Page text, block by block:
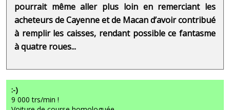
pourrait même aller plus loin en remerciant les
acheteurs de Cayenne et de Macan d’avoir contribué
à remplir les caisses, rendant possible ce fantasme
à quatre roues...
:-)
9 000 trs/min !